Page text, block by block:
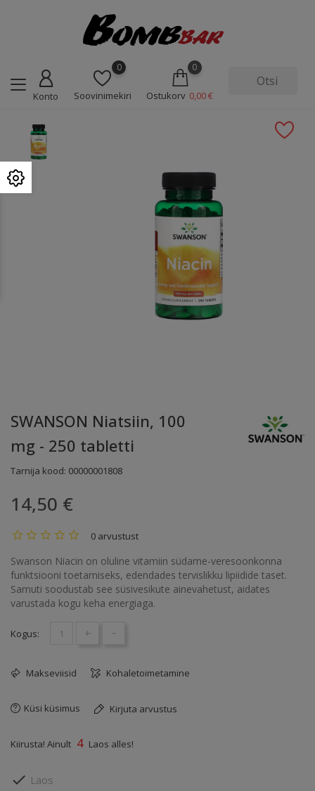
Konto
0
Soovinimekiri
0
Ostukorv 0,00 €
SWANSON Niatsiin, 100
mg - 250 tabletti
Tarnija kood: 00000001808
14,50 €
0 arvustust
Swanson Niacin on oluline vitamiin südame-veresoonkonna
funktsiooni toetamiseks, edendades tervislikku lipiidide taset.
Samuti soodustab see süsivesikute ainevahetust, aidates
varustada kogu keha energiaga.
Kogus: + -
Makseviisid Kohaletoimetamine
Küsi küsimus Kirjuta arvustus
Kiirusta! Ainult 4 Laos alles!
 Laos